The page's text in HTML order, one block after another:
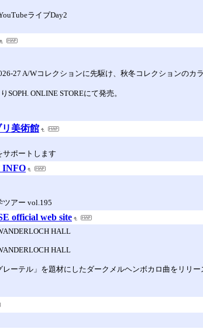
ライブDay2
27 A/Wコレクションに先駆け、秋冬コレクションの
SOPH. ONLINE STOREにて発売。
美術館
サポートします
INFO
アー vol.195
official web site
HALL
HALL
ーテル」を題材にしたダークメルヘンボカロ曲をリリー